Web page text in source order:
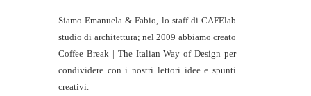
Siamo Emanuela & Fabio, lo staff di CAFElab
studio di architettura; nel 2009 abbiamo creato
Coffee Break | The Italian Way of Design per
condividere con i nostri lettori idee e spunti
creativi.